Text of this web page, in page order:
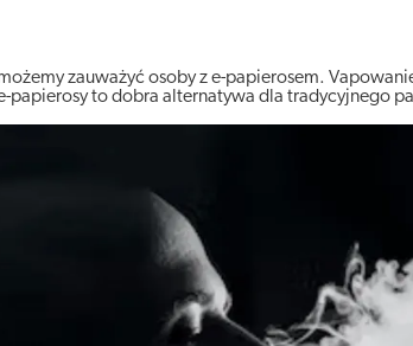
zauważyć osoby z e-papierosem.
papierosy to dobra alternatywa dla tradycyjnego